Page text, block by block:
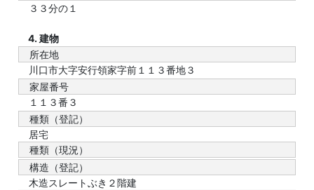
３３分の１
4. 建物
所在地
川口市大字安行領家字前１１３番地３
家屋番号
１１３番３
種類（登記）
居宅
種類（現況）
構造（登記）
木造スレートぶき２階建